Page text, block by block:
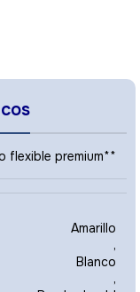
flexible premium**
Amarillo
,
Blanco
,